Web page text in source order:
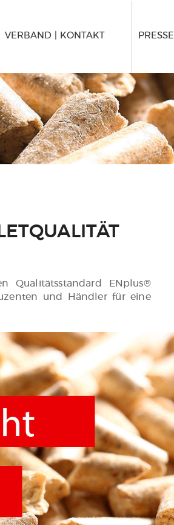
VERBAND | KONTAKT PRESSE
Qualitätsstandard ENplus®
und Händler für eine